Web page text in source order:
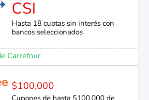
CSI
Hasta 18 cuotas sin interés con
bancos seleccionados
Carrefour
$100,000